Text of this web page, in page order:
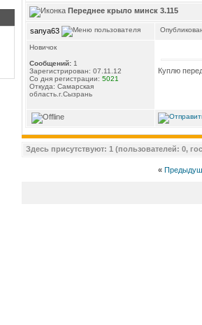
Переднее крыло минск 3.115
sanya63
Новичок
Сообщений: 1
Зарегистрирован: 07.11.12
Со дня регистрации: 5021
Откуда: Самарская
область.г.Сызрань
Куплю
Здесь присутствуют: 1 (пользователей: 0,
«